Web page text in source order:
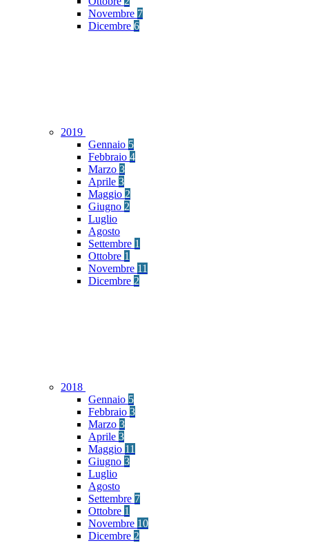
Novembre 7
Dicembre 6
2019
Gennaio 5
Febbraio 4
Marzo 3
Aprile 3
Maggio 2
Giugno 2
Luglio
Agosto
Settembre 1
Ottobre 1
Novembre 11
Dicembre 2
2018
Gennaio 5
Febbraio 3
Marzo 3
Aprile 3
Maggio 11
Giugno 3
Luglio
Agosto
Settembre 7
Ottobre 1
Novembre 10
Dicembre 2